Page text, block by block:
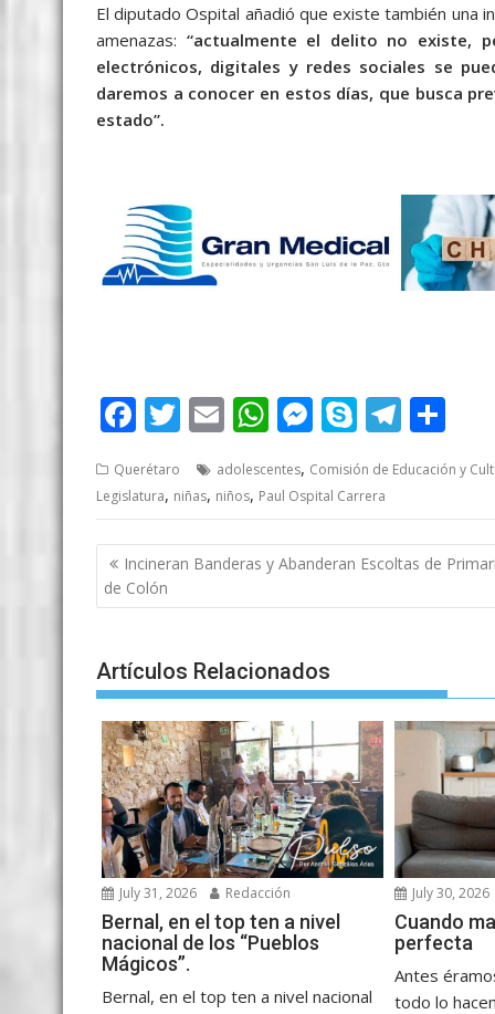
El diputado Ospital añadió que existe también una
amenazas: “actualmente el delito no existe,
electrónicos, digitales y redes sociales se
daremos a conocer en estos días, que busca
estado”.
F
e
b
o
o
T
itt
er
E
ai
l
W
at
s
A
M
ss
e
n
S
y
p
e
T
e
gr
a
ar
e
Querétaro adolescentes, Comisión de Educación y
Legislatura, niñas, niños, Paul Ospital Carrera
Post
navigation
Incineran Banderas y Abanderan Escoltas de
de Colón
Artículos Relacionados
July 31, 2026 Redacción
Bernal, en el top ten a nivel
nacional de los “Pueblos
Mágicos”.
Bernal, en el top ten a nivel nacional
July 30, 2026
Cuando
perfecta
Antes
todo lo